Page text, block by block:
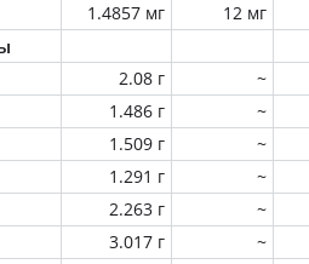
1.4857 мг 12 мг
2.08 г
~
1.486 г
~
1.509 г
~
1.291 г
~
2.263 г
~
3.017 г
~